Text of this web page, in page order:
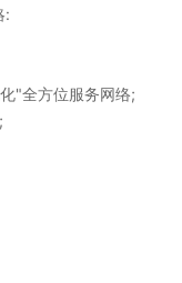
:
"全方位服务网络;